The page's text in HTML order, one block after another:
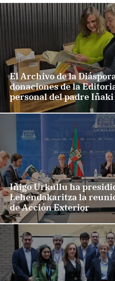
El Archivo de la
donaciones de la
personal del padre Iñaki
Iñigo Urkullu ha
Lehendakaritza la
de Acción Exterior